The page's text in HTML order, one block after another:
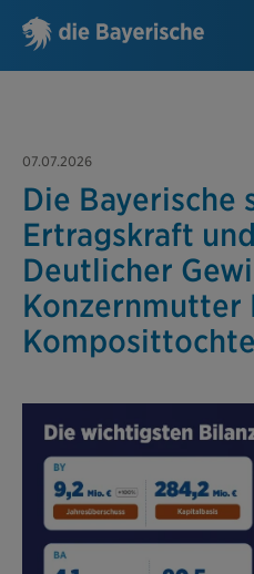
07.07.2026
Die Bayerische
Ertragskraft
Deutlicher
Konzernmutter